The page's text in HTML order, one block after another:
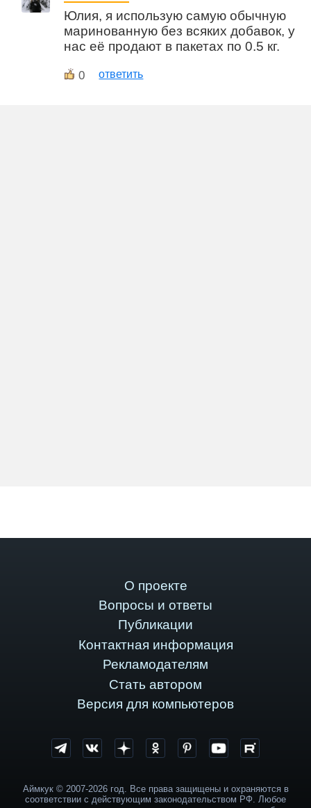
Юлия, я использую самую обычную
маринованную без всяких добавок, у
нас её продают в пакетах по 0.5 кг.
0 ответить
О проекте
Вопросы и ответы
Публикации
Контактная информация
Рекламодателям
Стать автором
Версия для компьютеров
Аймкук © 2007-2026 год. Все права защищены и охраняются в
соответствии с действующим законодательством РФ. Любое